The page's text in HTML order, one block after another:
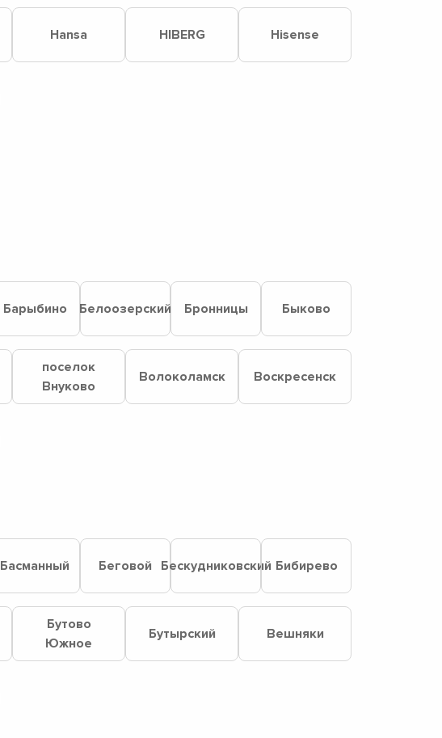
Hansa HIBERG Hisense
Барыбино Белоозерский Бронницы Быково
поселок
Внуково
Волоколамск Воскресенск
Басманный Беговой Бескудниковский Бибирево
Бутово
Южное
Бутырский Вешняки